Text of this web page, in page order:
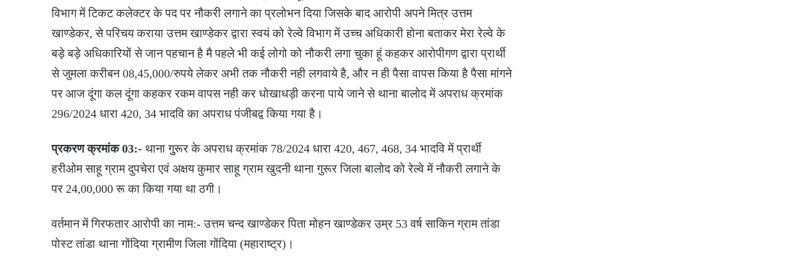
विभाग में टिकट कलेक्टर के पद पर नौकरी लगाने का प्रलोभन दिया जिसके बाद आरोपी अपने मित्र उत्तम
खाण्डेकर, से परिचय कराया उत्तम खाण्डेकर द्वारा स्वयं को रेल्वे विभाग में उच्च अधिकारी होना बताकर मेरा रेल्वे के
बड़े बड़े अधिकारियों से जान पहचान है मै पहले भी कई लोगो को नौकरी लगा चुका हूं कहकर आरोपीगण द्वारा प्रार्थी
से जुमला करीबन 08,45,000/रुपये लेकर अभी तक नौकरी नही लगवाये है, और न ही पैसा वापस किया है पैसा मांगने
पर आज दूंगा कल दूंगा कहकर रकम वापस नही कर धोखाधड़ी करना पाये जाने से थाना बालोद में अपराध क्रमांक
296/2024 धारा 420, 34 भादवि का अपराध पंजीबद्व किया गया है।
प्रकरण क्रमांक 03:- थाना गुुरूर के अपराध क्रमांक 78/2024 धारा 420, 467, 468, 34 भादवि में प्रार्थी
हरीओम साहू ग्राम दुपचेरा एवं अक्षय कुमार साहू ग्राम खुदनी थाना गुरूर जिला बालोद को रेल्वे में नौकरी लगाने के
पर 24,00,000 रू का किया गया था ठगी।
वर्तमान में गिरफतार आरोपी का नाम:- उत्तम चन्द खाण्डेकर पिता मोहन खाण्डेकर उम्र 53 वर्ष साकिन ग्राम तांडा
पोस्ट तांडा थाना गोंदिया ग्रामीण जिला गोंदिया (महाराष्ट्र)।